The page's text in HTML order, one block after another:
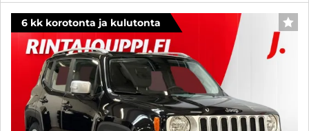
6 kk korotonta ja kulutonta